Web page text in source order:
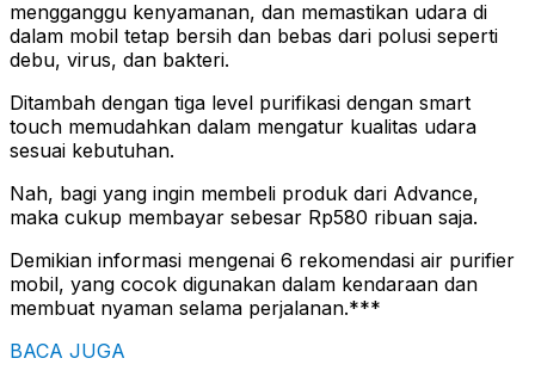
mengganggu kenyamanan, dan memastikan udara di
dalam mobil tetap bersih dan bebas dari polusi seperti
debu, virus, dan bakteri.
Ditambah dengan tiga level purifikasi dengan smart
touch memudahkan dalam mengatur kualitas udara
sesuai kebutuhan.
Nah, bagi yang ingin membeli produk dari Advance,
maka cukup membayar sebesar Rp580 ribuan saja.
Demikian informasi mengenai 6 rekomendasi air purifier
mobil, yang cocok digunakan dalam kendaraan dan
membuat nyaman selama perjalanan.***
BACA JUGA